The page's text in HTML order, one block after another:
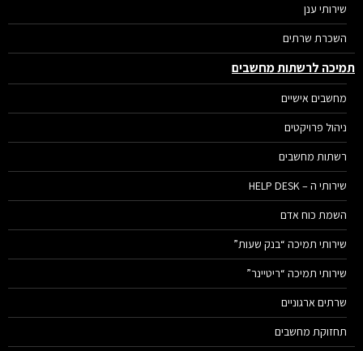
שירותי ענן
השכרת שרתים
לרשתות מחשבים
מחשבים אישיים
ניהול פרויקטים
רשתות מחשבים
שירותי ה – HELP DESK
השמת כוח אדם
שירותי תמיכה “בנק שעות”
שירותי תמיכה “ריטיינר”
שרתים ארגוניים
תחזוקת מחשבים